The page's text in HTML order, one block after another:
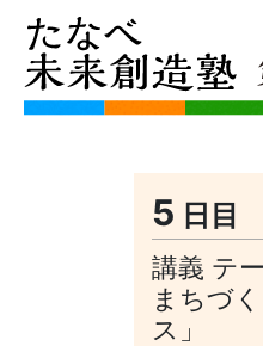
5 日目
講義 テ
まちづ
ス」